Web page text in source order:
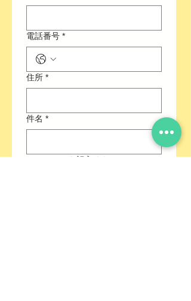
します■□
〈道路・荷下ろしの場所〉
道路：搬入車が進入・通行可能な道路
場所：搬入車より直接下ろし可能な場
※配送後、一輪車等の手運びの場合、
〈その他〉
※自然石の為、サイズ・色合いにムラ
※石材は、中身が濡れていたり、土が
電話番号 *
住所 *
件名 *
メッセージを記入ください